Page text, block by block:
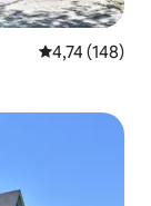
4,74 de uma
4,74 (148)